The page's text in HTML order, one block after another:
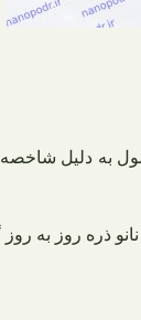
به دلیل
ذره روز به روز